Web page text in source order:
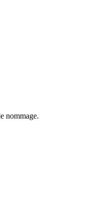
nommage.